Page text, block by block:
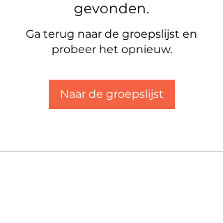
gevonden.
Ga terug naar de groepslijst en
probeer het opnieuw.
Naar de groepslijst